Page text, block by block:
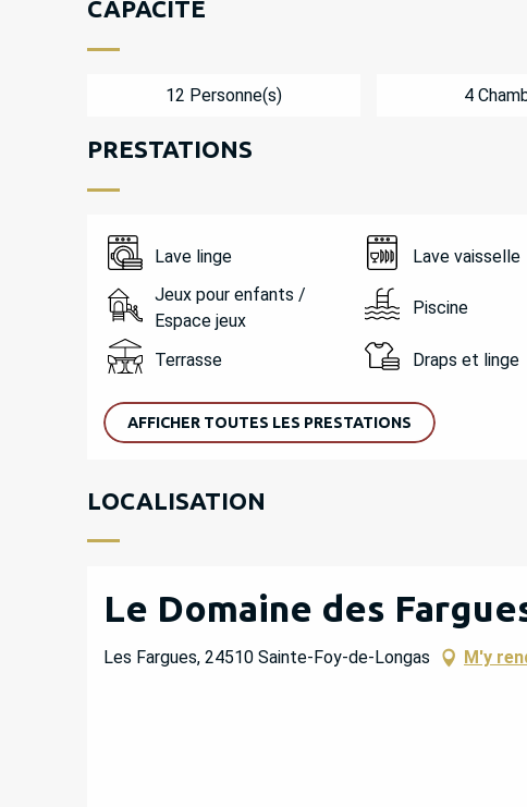
CAPACITÉ
12 Personne(s) 4
PRESTATIONS
Lave linge Lave vaisselle
Jeux pour enfants /
Espace jeux
Piscine
Terrasse Draps et linge
AFFICHER TOUTES LES PRESTATIONS
LOCALISATION
Le Domaine des
Les Fargues, 24510 Sainte-Foy-de-Longas M'y